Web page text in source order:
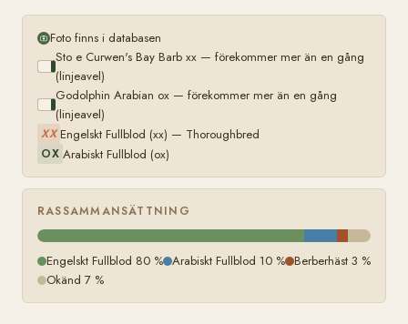
Foto finns i databasen
Sto e Curwen's Bay Barb xx — förekommer mer än en gång
(linjeavel)
Godolphin Arabian ox — förekommer mer än en gång
(linjeavel)
XX Engelskt Fullblod (xx) — Thoroughbred
OX Arabiskt Fullblod (ox)
RASSAMMANSÄTTNING
Engelskt Fullblod 80 % Arabiskt Fullblod 10 % Berberhäst 3 %
Okänd 7 %